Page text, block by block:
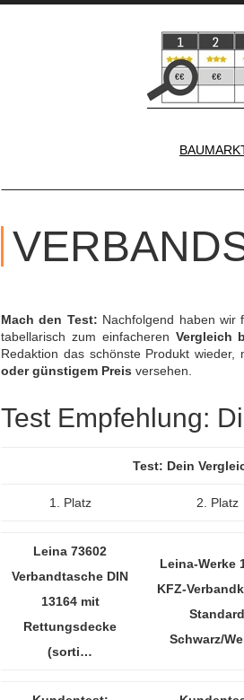
Mach den Test: Nachfolgend haben
tabellarisch zum einfacheren Vergleich
Redaktion das schönste Produkt wieder,
oder günstigem Preis versehen.
Test Empfehlung:
Test: Dein
1. Platz 2. Platz
Leina 73602
Verbandtasche DIN
13164 mit
Rettungsdecke
(sorti…
Leina-Werke
KFZ-
Standard
Schwarz/